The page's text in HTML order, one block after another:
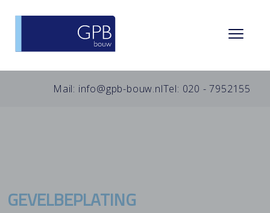
Mail: info@gpb-bouw.nlTel: 020 - 7952155
GEVELBEPLATING